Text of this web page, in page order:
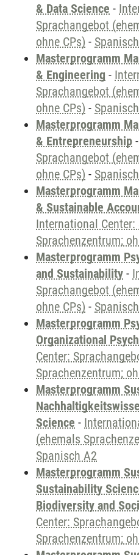
& Data Science -
Sprachangebot
ohne CPs) -
Masterprogramm
& Engineering -
Sprachangebot
ohne CPs) -
Masterprogramm
& Entrepreneurship -
Sprachangebot
ohne CPs) -
Masterprogramm
& Sustainable
International
Sprachenzentrum;
Masterprogramm
and Sustainability -
Sprachangebot
ohne CPs) -
Masterprogramm
Organizational
Center:
Sprachenzentrum;
Masterprogramm
Science -
(ehemals
Spanisch A2
Masterprogramm
Sustainability
Biodiversity and
Center:
Sprachenzentrum;